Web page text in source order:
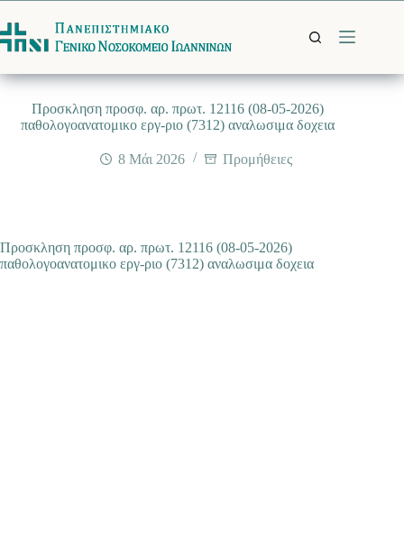
στο
περιεχόμενο
Προσκληση προσφ. αρ. πρωτ. 12116 (08-05-2026)
παθολογοανατομικο εργ-ριο (7312) αναλωσιμα δοχεια
8 Μάι 2026 Προμήθειες
Προσκληση προσφ. αρ. πρωτ. 12116 (08-05-2026)
παθολογοανατομικο εργ-ριο (7312) αναλωσιμα δοχεια